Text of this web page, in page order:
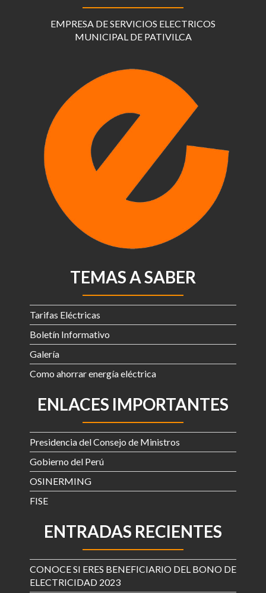
EMPRESA DE SERVICIOS ELECTRICOS
MUNICIPAL DE PATIVILCA
TEMAS A SABER
Tarifas Eléctricas
Boletín Informativo
Galería
Como ahorrar energía eléctrica
ENLACES IMPORTANTES
Presidencia del Consejo de Ministros
Gobierno del Perú
OSINERMING
FISE
ENTRADAS RECIENTES
CONOCE SI ERES BENEFICIARIO DEL BONO DE
ELECTRICIDAD 2023